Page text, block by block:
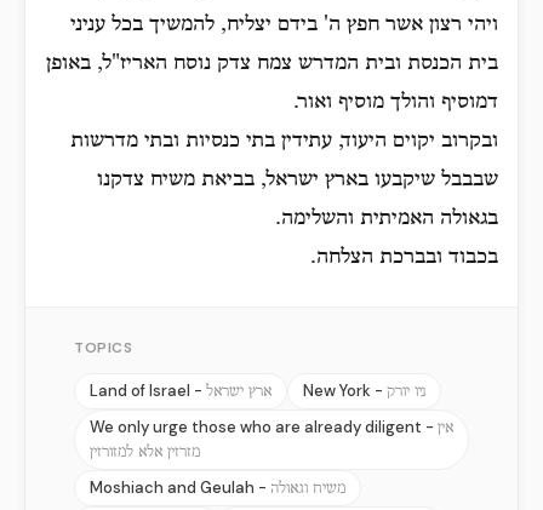
ויהי רצון אשר חפץ ה' בידם יצליח, להמשיך בכל עניני
בית הכנסת ובית המדרש צמח צדק נוסח האריז"ל, באופן
דמוסיף והולך מוסיף ואור.
ובקרוב יקוים היעוד, עתידין בתי כנסיות ובתי מדרשות
שבבבל שיקבעו בארץ ישראל, בביאת משיח צדקנו
בגאולה האמיתית והשלימה.
בכבוד ובברכת הצלחה.
TOPICS
Land of Israel - ארץ ישראל New York - ניו יורק
We only urge those who are already diligent - אין
מזרזין אלא למזורזין
Moshiach and Geulah - משיח וגאולה